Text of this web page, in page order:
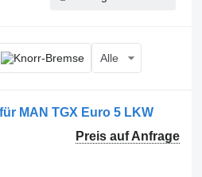
Alle
MAN TGX Euro 5 LKW
Preis auf Anfrage